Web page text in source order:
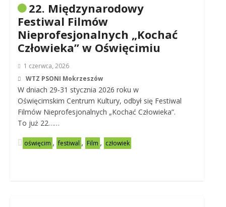
22. Międzynarodowy
Festiwal Filmów
Nieprofesjonalnych „Kochać
Człowieka” w Oświęcimiu
1 czerwca, 2026
WTZ PSONI Mokrzeszów
W dniach 29-31 stycznia 2026 roku w
Oświęcimskim Centrum Kultury, odbył się Festiwal
Filmów Nieprofesjonalnych „Kochać Człowieka”.
To już 22……
oświęcim , festiwal , Film , człowiek